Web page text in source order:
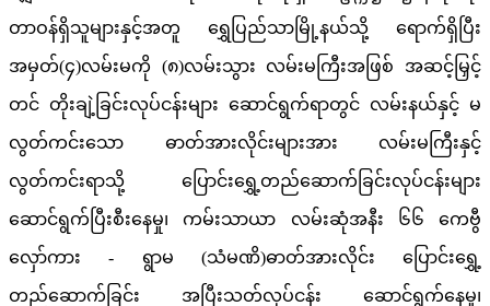
တာဝန်ရှိသူများနှင့်အတူ ရွှေပြည်သာမြို့နယ်သို့ ရောက်ရှိပြီး
အမှတ်(၄)လမ်းမကို (၈)လမ်းသွား လမ်းမကြီးအဖြစ် အဆင့်မြှင့်
တင် တိုးချဲ့ခြင်းလုပ်ငန်းများ ဆောင်ရွက်ရာတွင် လမ်းနယ်နှင့် မ
လွတ်ကင်းသော ဓာတ်အားလိုင်းများအား လမ်းမကြီးနှင့်
လွတ်ကင်းရာသို့ ပြောင်းရွှေ့တည်ဆောက်ခြင်းလုပ်ငန်းများ
ဆောင်ရွက်ပြီးစီးနေမှု၊ ကမ်းသာယာ လမ်းဆုံအနီး ၆၆ ကေဗွီ
လှော်ကား - ရွာမ (သံမဏိ)ဓာတ်အားလိုင်း ပြောင်းရွှေ့
တည်ဆောက်ခြင်း အပြီးသတ်လုပ်ငန်း ဆောင်ရွက်နေမှု၊